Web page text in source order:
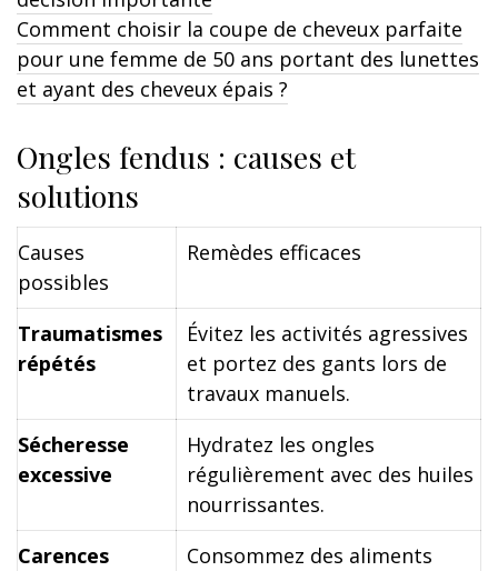
Comment choisir la coupe de cheveux parfaite
pour une femme de 50 ans portant des lunettes
et ayant des cheveux épais ?
Ongles fendus : causes et
solutions
Causes
possibles
Remèdes efficaces
Traumatismes
répétés
Évitez les activités agressives
et portez des gants lors de
travaux manuels.
Sécheresse
excessive
Hydratez les ongles
régulièrement avec des huiles
nourrissantes.
Carences
Consommez des aliments